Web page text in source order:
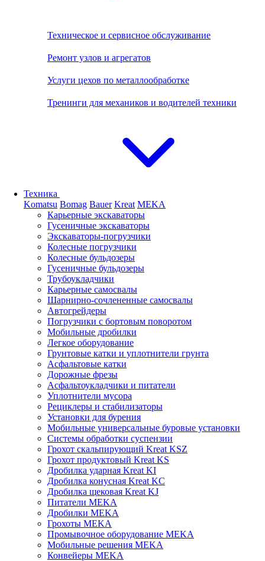
Техническое и сервисное обслуживание
Ремонт узлов и агрегатов
Услуги цехов по металлообработке
Тренинги для механиков и водителей техники
Техника
Komatsu Bomag Bauer Kreat MEKA
Карьерные экскаваторы
Гусеничные экскаваторы
Экскаваторы-погрузчики
Колесные погрузчики
Колесные бульдозеры
Гусеничные бульдозеры
Трубоукладчики
Карьерные самосвалы
Шарнирно-сочлененные cамосвалы
Автогрейдеры
Погрузчики с бортовым поворотом
Мобильные дробилки
Легкое оборудование
Грунтовые катки и уплотнители грунта
Асфальтовые катки
Дорожные фрезы
Асфальтоукладчики и питатели
Уплотнители мусора
Рециклеры и стабилизаторы
Установки для бурения
Мобильные универсальные буровые установки
Системы обработки суспензии
Грохот скальпирующий Kreat KSZ
Грохот продуктовый Kreat KS
Дробилка ударная Kreat KI
Дробилка конусная Kreat KC
Дробилка щековая Kreat KJ
Питатели MEKA
Дробилки MEKA
Грохоты MEKA
Промывочное оборудование MEKA
Мобильные решения MEKA
Конвейеры MEKA